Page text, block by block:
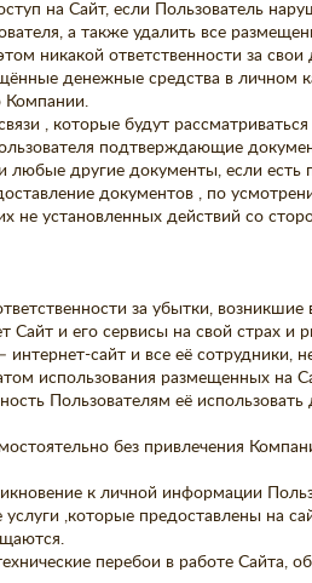
на Сайт, если Пользователь
а также удалить все
никакой ответственности за
денежные средства в личном
Компании.
, которые будут
подтверждающие
другие документы, если есть
документов , по
установленных действий со
за убытки,
Сайт и его сервисы на свой страх и
сайт и все её сотрудники,
использования размещенных на
Пользователям её
без привлечения
к личной информации
,которые предоставлены на
перебои в работе Сайта,